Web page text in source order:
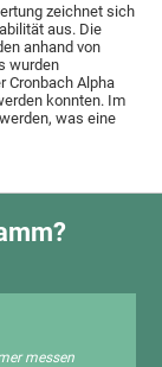
zeichnet sich
aus. Die
anhand von
wurden
Cronbach Alpha
konnten. Im
was eine
messen